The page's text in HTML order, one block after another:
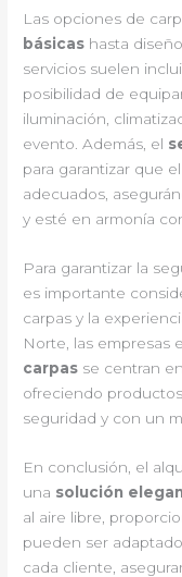
Las opciones de
básicas hasta
servicios suelen
posibilidad de
iluminación,
evento. Además, el
para garantizar que
adecuados,
y esté en armonía
Para garantizar la
es importante
carpas y la
Norte, las empresas
carpas se centran
ofreciendo
seguridad y con un
En conclusión, el
una solución
al aire libre,
pueden ser
cada cliente,